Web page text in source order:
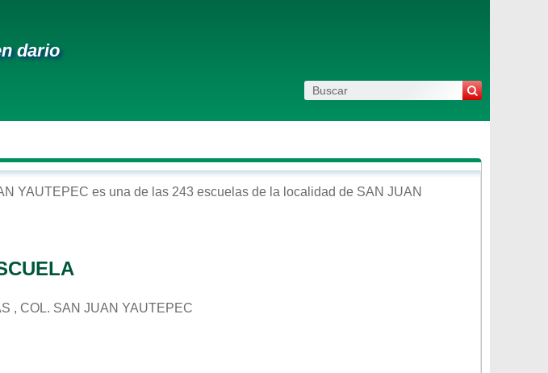
dario
YAUTEPEC es una de las 243 escuelas de la localidad de SAN JUAN
, COL. SAN JUAN YAUTEPEC